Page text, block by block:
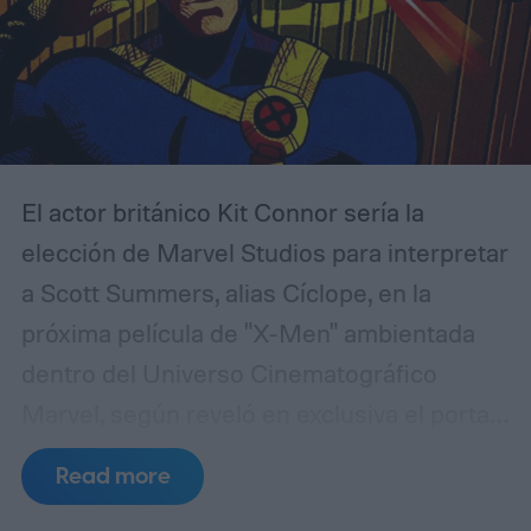
sus objetivos en taquilla y, aun así,
contribuir a otras áreas del conglomerado.
El actor británico Kit Connor sería la
elección de Marvel Studios para interpretar
a Scott Summers, alias Cíclope, en la
próxima película de "X-Men" ambientada
especializado Deadline. La decisión final
habría llegado la semana pasada, tras un
Read more